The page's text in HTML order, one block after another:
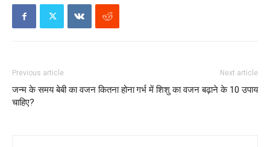
Previous article
जन्म के समय बेबी का वजन कितना होना
चाहिए?
Next article
गर्भ में शिशु का वजन बढ़ाने के 10 उपाय